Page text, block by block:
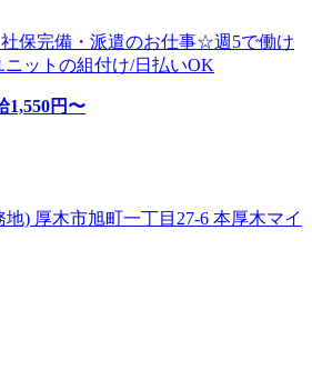
社保完備・派遣のお仕事☆週5で働け
ットの組付け/日払いOK
1,550円〜
) 厚木市旭町一丁目27-6 本厚木マイ